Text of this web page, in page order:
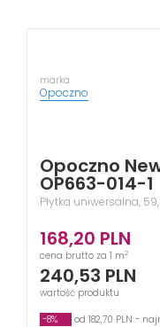
marka
Opoczno
Opoczno
OP663-014-1
Płytka uniwersalna,
168,20 PLN
cena brutto za 1 m2
240,53 PLN
wartość produktu
-8%
od 182,70 PLN -